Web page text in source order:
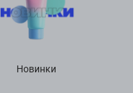
Новинки